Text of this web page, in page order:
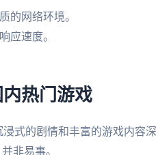
的网络环境。
应速度。
热门游戏
式的剧情和丰富的游戏内容深
非易事。